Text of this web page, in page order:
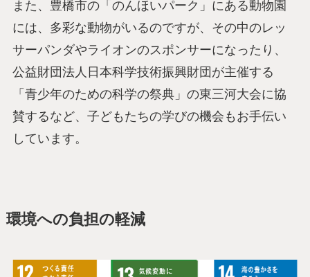
また、豊橋市の「のんほいパーク」にある動物園
には、多彩な動物がいるのですが、その中のレッ
サーパンダやライオンのスポンサーになったり、
公益財団法人日本科学技術振興財団が主催する
「青少年のための科学の祭典」の東三河大会に協
賛するなど、子どもたちの学びの機会もお手伝い
しています。
環境への負担の軽減